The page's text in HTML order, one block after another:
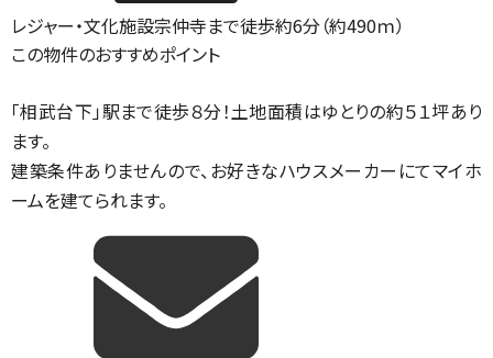
レジャー・文化施設宗仲寺まで徒歩約6分（約490ｍ）
この物件のおすすめポイント
「相武台下」駅まで徒歩８分！土地面積はゆとりの約５１坪あり
ます。
建築条件ありませんので、お好きなハウスメーカーにてマイホ
ームを建てられます。